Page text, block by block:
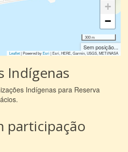
+
−
300 m
Sem posição...
Leaflet| Powered byEsri|Esri, HERE, Garmin, USGS, METI/NASA
Indígenas
Indígenas para Reserva
participação